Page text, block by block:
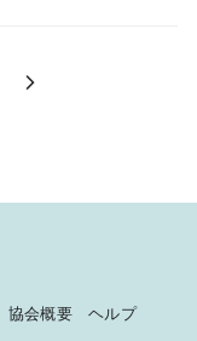
協会概要 ヘルプ